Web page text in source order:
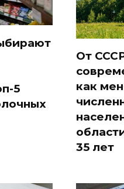
5
От
как
35 лет